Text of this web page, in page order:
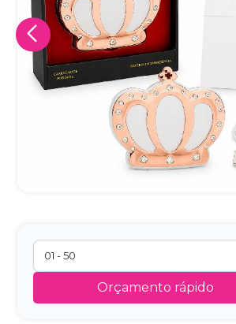
Orçamento rápido
Iniciar conversa